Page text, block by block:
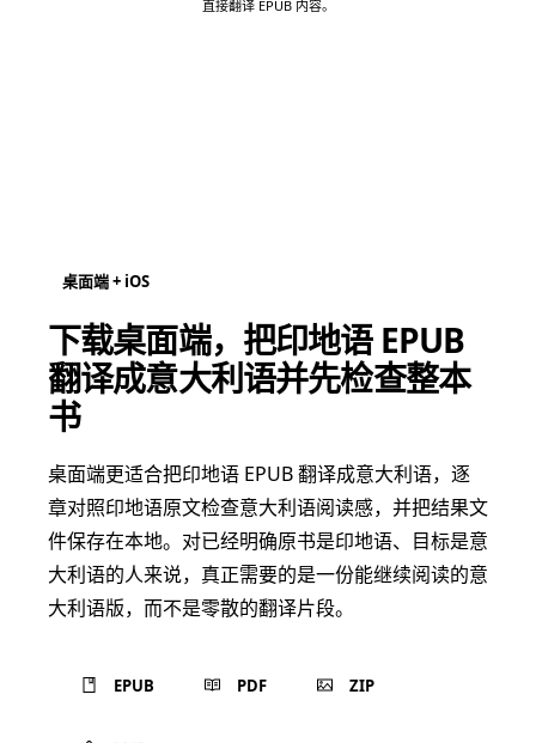
直接翻译 EPUB 内容。
桌面端 + iOS
下载桌面端，把印地语 EPUB
翻译成意大利语并先检查整本
书
桌面端更适合把印地语 EPUB 翻译成意大利语，逐
章对照印地语原文检查意大利语阅读感，并把结果文
件保存在本地。对已经明确原书是印地语、目标是意
大利语的人来说，真正需要的是一份能继续阅读的意
大利语版，而不是零散的翻译片段。
EPUB PDF ZIP